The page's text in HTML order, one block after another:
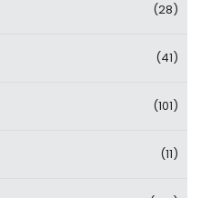
(28)
(41)
(101)
(11)